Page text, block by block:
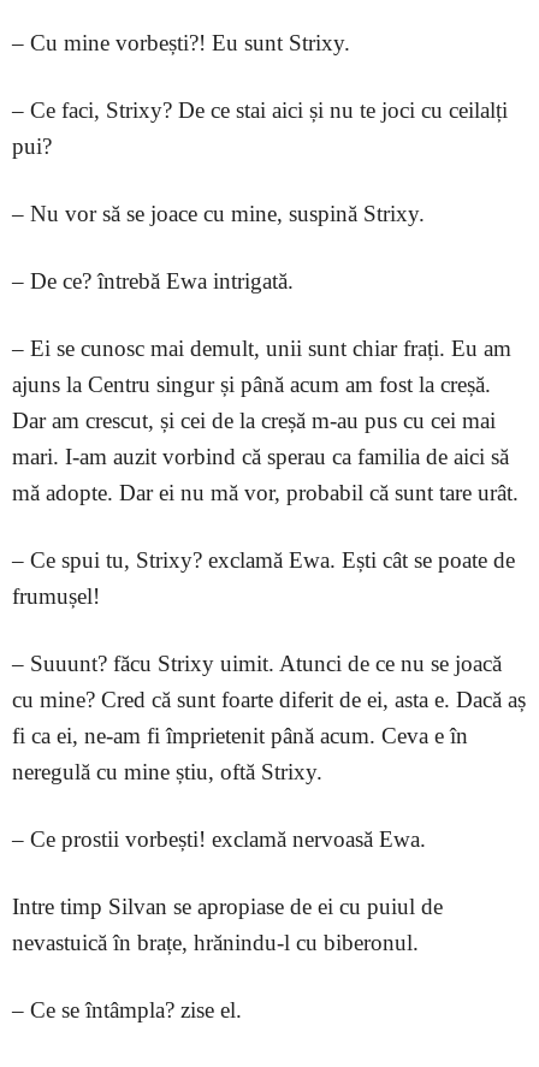
– Cu mine vorbești?! Eu sunt Strixy.
– Ce faci, Strixy? De ce stai aici și nu te joci cu ceilalți
pui?
– Nu vor să se joace cu mine, suspină Strixy.
– De ce? întrebă Ewa intrigată.
– Ei se cunosc mai demult, unii sunt chiar frați. Eu am
ajuns la Centru singur și până acum am fost la creșă.
Dar am crescut, și cei de la creșă m-au pus cu cei mai
mari. I-am auzit vorbind că sperau ca familia de aici să
mă adopte. Dar ei nu mă vor, probabil că sunt tare urât.
– Ce spui tu, Strixy? exclamă Ewa. Ești cât se poate de
frumușel!
– Suuunt? făcu Strixy uimit. Atunci de ce nu se joacă
cu mine? Cred că sunt foarte diferit de ei, asta e. Dacă aș
fi ca ei, ne-am fi împrietenit până acum. Ceva e în
neregulă cu mine știu, oftă Strixy.
– Ce prostii vorbești! exclamă nervoasă Ewa.
Intre timp Silvan se apropiase de ei cu puiul de
nevastuică în brațe, hrănindu-l cu biberonul.
– Ce se întâmpla? zise el.